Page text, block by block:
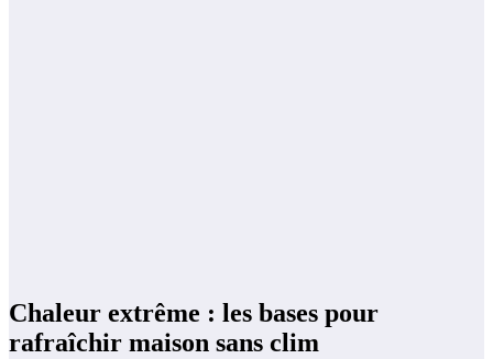
Chaleur extrême : les bases pour
rafraîchir maison sans clim